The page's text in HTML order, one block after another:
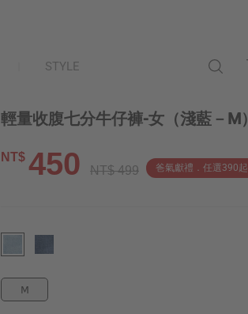
STYLE
輕量收腹七分牛仔褲-女 （淺藍－M）
NT$ 450 NT$ 499 爸氣獻禮．任選390起
M